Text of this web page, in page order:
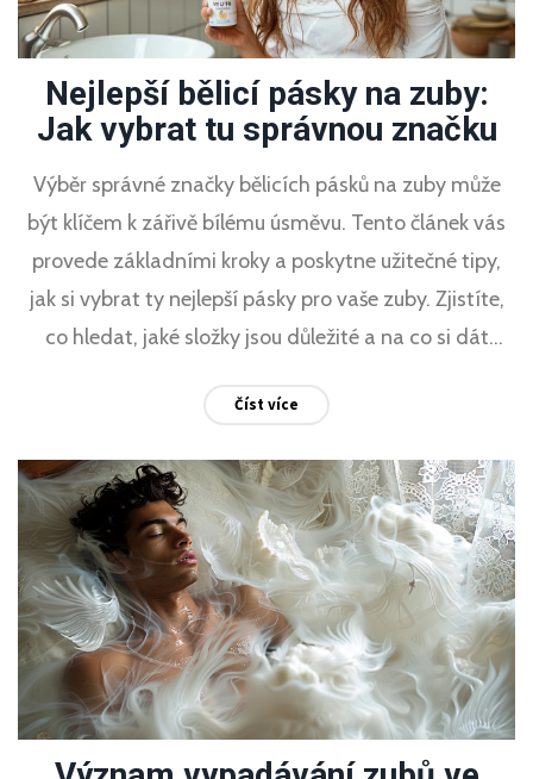
Nejlepší bělicí pásky na zuby:
Jak vybrat tu správnou značku
Výběr správné značky bělicích pásků na zuby může
být klíčem k zářivě bílému úsměvu. Tento článek vás
provede základními kroky a poskytne užitečné tipy,
jak si vybrat ty nejlepší pásky pro vaše zuby. Zjistíte,
co hledat, jaké složky jsou důležité a na co si dát
Číst více